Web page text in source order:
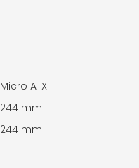
Micro ATX
244 mm
244 mm